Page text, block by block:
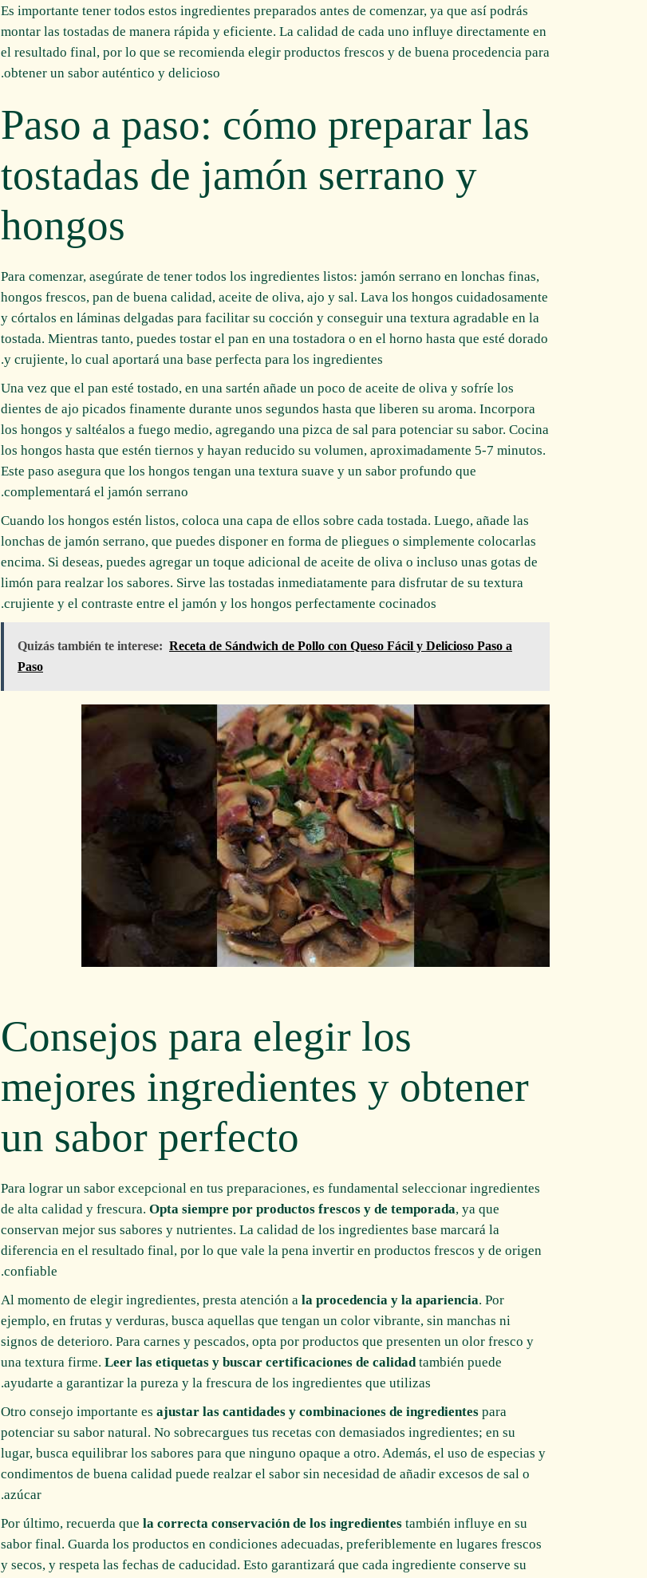
Es importante tener todos estos ingredientes preparados antes de comenzar, ya que así podrás
montar las tostadas de manera rápida y eficiente. La calidad de cada uno influye directamente en
el resultado final, por lo que se recomienda elegir productos frescos y de buena procedencia para
obtener un sabor auténtico y delicioso.
Paso a paso: cómo preparar las
tostadas de jamón serrano y
hongos
Para comenzar, asegúrate de tener todos los ingredientes listos: jamón serrano en lonchas finas,
hongos frescos, pan de buena calidad, aceite de oliva, ajo y sal. Lava los hongos cuidadosamente
y córtalos en láminas delgadas para facilitar su cocción y conseguir una textura agradable en la
tostada. Mientras tanto, puedes tostar el pan en una tostadora o en el horno hasta que esté dorado
y crujiente, lo cual aportará una base perfecta para los ingredientes.
Una vez que el pan esté tostado, en una sartén añade un poco de aceite de oliva y sofríe los
dientes de ajo picados finamente durante unos segundos hasta que liberen su aroma. Incorpora
los hongos y saltéalos a fuego medio, agregando una pizca de sal para potenciar su sabor. Cocina
los hongos hasta que estén tiernos y hayan reducido su volumen, aproximadamente 5-7 minutos.
Este paso asegura que los hongos tengan una textura suave y un sabor profundo que
complementará el jamón serrano.
Cuando los hongos estén listos, coloca una capa de ellos sobre cada tostada. Luego, añade las
lonchas de jamón serrano, que puedes disponer en forma de pliegues o simplemente colocarlas
encima. Si deseas, puedes agregar un toque adicional de aceite de oliva o incluso unas gotas de
limón para realzar los sabores. Sirve las tostadas inmediatamente para disfrutar de su textura
crujiente y el contraste entre el jamón y los hongos perfectamente cocinados.
Quizás también te interese: Receta de Sándwich de Pollo con Queso Fácil y Delicioso Paso a
Paso
Consejos para elegir los
mejores ingredientes y obtener
un sabor perfecto
Para lograr un sabor excepcional en tus preparaciones, es fundamental seleccionar ingredientes
de alta calidad y frescura. Opta siempre por productos frescos y de temporada, ya que
conservan mejor sus sabores y nutrientes. La calidad de los ingredientes base marcará la
diferencia en el resultado final, por lo que vale la pena invertir en productos frescos y de origen
confiable.
Al momento de elegir ingredientes, presta atención a la procedencia y la apariencia. Por
ejemplo, en frutas y verduras, busca aquellas que tengan un color vibrante, sin manchas ni
signos de deterioro. Para carnes y pescados, opta por productos que presenten un olor fresco y
una textura firme. Leer las etiquetas y buscar certificaciones de calidad también puede
ayudarte a garantizar la pureza y la frescura de los ingredientes que utilizas.
Otro consejo importante es ajustar las cantidades y combinaciones de ingredientes para
potenciar su sabor natural. No sobrecargues tus recetas con demasiados ingredientes; en su
lugar, busca equilibrar los sabores para que ninguno opaque a otro. Además, el uso de especias y
condimentos de buena calidad puede realzar el sabor sin necesidad de añadir excesos de sal o
azúcar.
Por último, recuerda que la correcta conservación de los ingredientes también influye en su
sabor final. Guarda los productos en condiciones adecuadas, preferiblemente en lugares frescos
y secos, y respeta las fechas de caducidad. Esto garantizará que cada ingrediente conserve su